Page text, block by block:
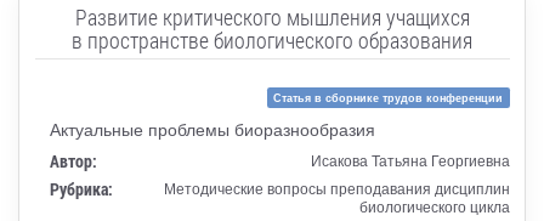
Развитие критического мышления учащихся
в пространстве биологического образования
Статья в сборнике трудов конференции
Актуальные проблемы биоразнообразия
Автор: Исакова Татьяна Георгиевна
Рубрика:
Методические вопросы преподавания дисциплин
биологического цикла